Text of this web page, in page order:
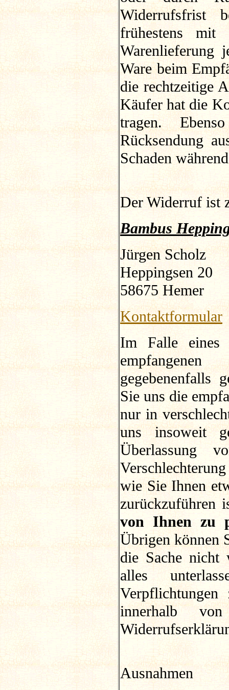
Widerrufsfrist
frühestens
Warenlieferung
Ware beim
die rechtzeitige
Käufer hat die
tragen.
Rücksendung
Schaden
Der Widerruf ist
Bambus
Jürgen Scholz
Heppingsen 20
58675 Hemer
Kontaktformular
Im Falle eines
gegebenenfalls
Sie uns die
nur in
uns insoweit
Überlassung
wie Sie Ihnen
zurückzuführen
von Ihnen zu
Übrigen können
die Sache nicht
alles
innerhalb
Ausnahmen